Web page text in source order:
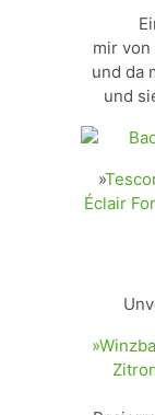
mir von
und da
und
»
Éclair